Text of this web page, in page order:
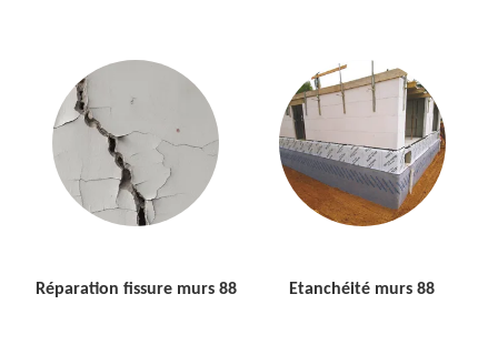
Réparation fissure murs 88 Etanchéité murs 88